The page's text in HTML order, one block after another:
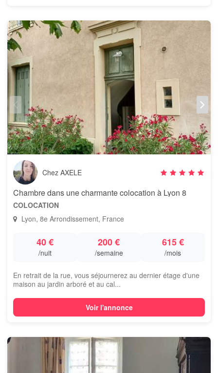
Chez AXELE
Chambre dans une charmante colocation à Lyon 8
COLOCATION
Lyon, 8e Arrondissement, France
40 €
/nuit
200 €
/semaine
615 €
/mois
En retrait de la rue, vous séjournerez au dernier étage d'une
maison au jardin arboré et au cal...
Voir l'annonce